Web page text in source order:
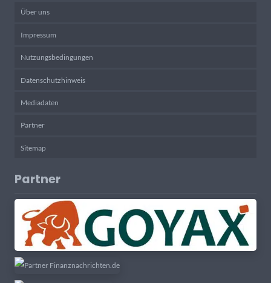
Über uns
Impressum
Nutzungsbedingungen
Datenschutzhinweis
Mediadaten
Partner
Sitemap
Partner